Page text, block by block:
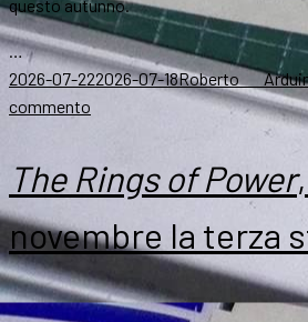
questo autunno.
…
Scritto
il
2026-07-222026-07-18Autore
Roberto
commento
of
gratis
in
TV
The Rings of Power
novembre la terza